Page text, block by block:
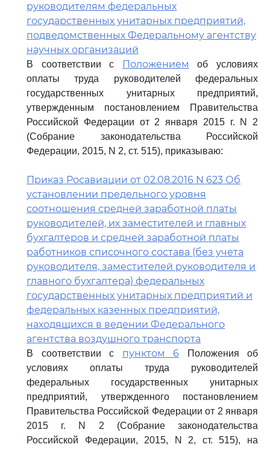
руководителям федеральных
государственных унитарных предприятий,
подведомственных Федеральному агентству
научных организаций
В соответствии с Положением
об условиях
оплаты труда руководителей федеральных
государственных унитарных предприятий,
утвержденным постановлением Правительства
Российской Федерации от 2 января 2015 г. N 2
(Собрание законодательства Российской
Федерации, 2015, N 2, ст. 515), приказываю:
Приказ Росавиации от 02.08.2016 N 623 Об
установлении предельного уровня
соотношения средней заработной платы
руководителей, их заместителей и главных
бухгалтеров и средней заработной платы
работников списочного состава (без учета
руководителя, заместителей руководителя и
главного бухгалтера) федеральных
государственных унитарных предприятий и
федеральных казенных предприятий,
находящихся в ведении Федерального
агентства воздушного транспорта
В соответствии с пунктом 6 Положения об
условиях оплаты труда руководителей
федеральных государственных унитарных
предприятий, утвержденного постановлением
Правительства Российской Федерации от 2 января
2015 г. N 2 (Собрание законодательства
Российской Федерации, 2015, N 2, ст. 515), на